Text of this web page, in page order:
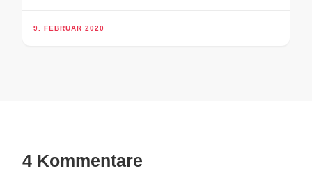
9. FEBRUAR 2020
4 Kommentare